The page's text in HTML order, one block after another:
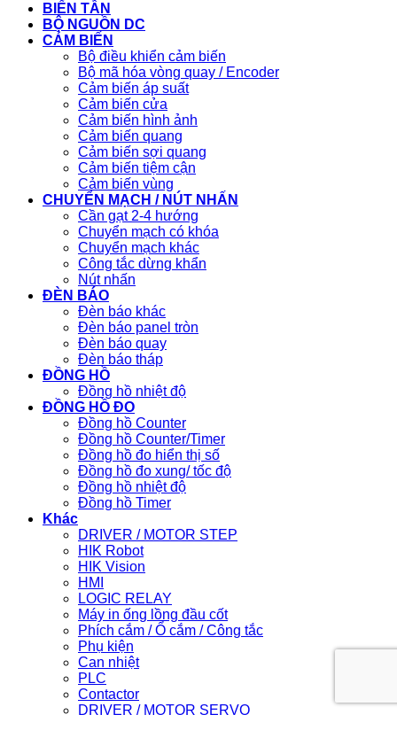
BIẾN TẦN
BỘ NGUỒN DC
CẢM BIẾN
Bộ điều khiển cảm biến
Bộ mã hóa vòng quay / Encoder
Cảm biến áp suất
Cảm biến cửa
Cảm biến hình ảnh
Cảm biến quang
Cảm biến sợi quang
Cảm biến tiệm cận
Cảm biến vùng
CHUYỂN MẠCH / NÚT NHẤN
Cần gạt 2-4 hướng
Chuyển mạch có khóa
Chuyển mạch khác
Công tắc dừng khẩn
Nút nhấn
ĐÈN BÁO
Đèn báo khác
Đèn báo panel tròn
Đèn báo quay
Đèn báo tháp
ĐỒNG HỒ
Đồng hồ nhiệt độ
ĐỒNG HỒ ĐO
Đồng hồ Counter
Đồng hồ Counter/Timer
Đồng hồ đo hiển thị số
Đồng hồ đo xung/ tốc độ
Đồng hồ nhiệt độ
Đồng hồ Timer
Khác
DRIVER / MOTOR STEP
HIK Robot
HIK Vision
HMI
LOGIC RELAY
Máy in ống lồng đầu cốt
Phích cắm / Ổ cắm / Công tắc
Phụ kiện
Can nhiệt
PLC
Contactor
DRIVER / MOTOR SERVO